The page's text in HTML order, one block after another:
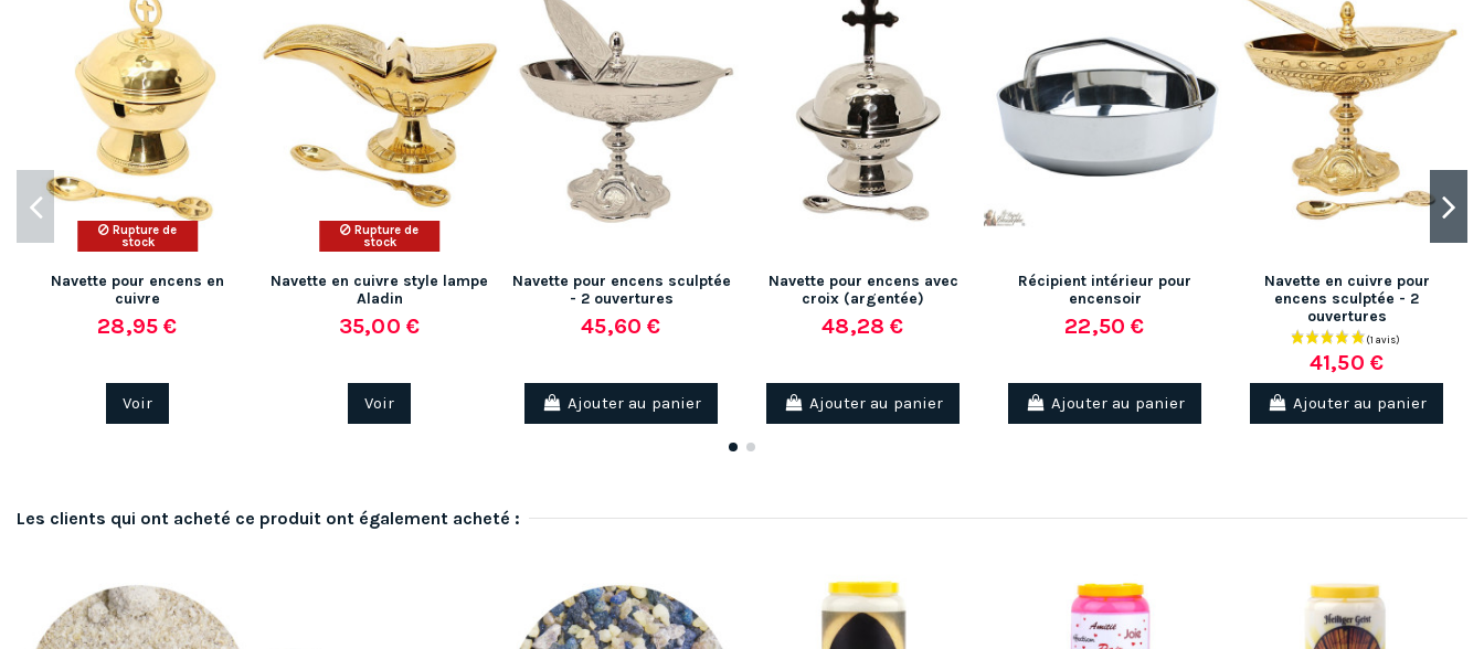
Rupture de
stock
Navette pour encens en
cuivre
28,95 €
Voir
Rupture de
stock
Navette en cuivre style lampe
Aladin
35,00 €
Voir
Navette pour encens sculptée
- 2 ouvertures
45,60 €
Ajouter au panier
Navette pour encens avec
croix (argentée)
48,28 €
Ajouter au panier
Récipient intérieur pour
encensoir
22,50 €
Ajouter au panier
Navette en cuivre pour
encens sculptée - 2
ouvertures
41,50 €
Ajouter au panier
Les clients qui ont acheté ce produit ont également acheté :